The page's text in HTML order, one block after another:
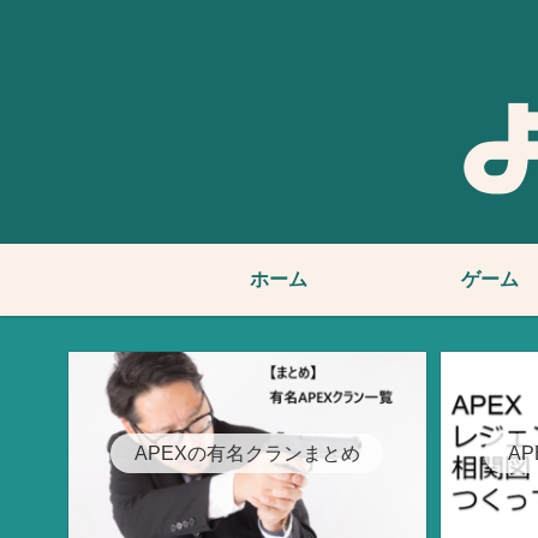
ホーム ゲーム
APEXの有名クランまとめ